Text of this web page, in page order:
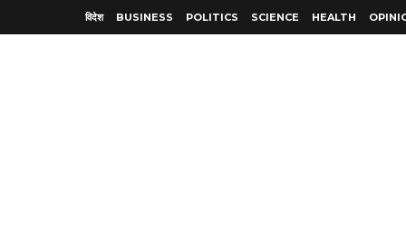
विदेश BUSINESS POLITICS SCIENCE HEALTH